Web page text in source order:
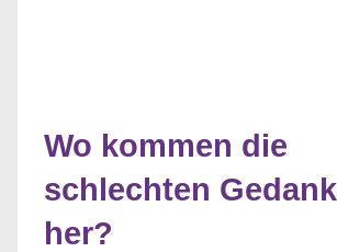
Wo kommen die
schlechten
her?